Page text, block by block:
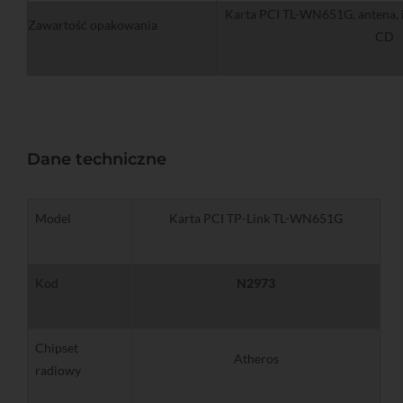
Zawartość opakowania
Karta PCI TL-WN651G,
CD
Dane techniczne
Model Karta PCI TP-Link TL-WN651G
Kod N2973
Chipset
radiowy
Atheros